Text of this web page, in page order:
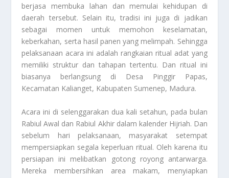
berjasa membuka lahan dan memulai kehidupan di
daerah tersebut. Selain itu, tradisi ini juga di jadikan
sebagai momen untuk memohon keselamatan,
keberkahan, serta hasil panen yang melimpah. Sehingga
pelaksanaan acara ini adalah rangkaian ritual adat yang
memiliki struktur dan tahapan tertentu. Dan ritual ini
biasanya berlangsung di Desa Pinggir Papas,
Kecamatan Kalianget, Kabupaten Sumenep, Madura.
Acara ini di selenggarakan dua kali setahun, pada bulan
Rabiul Awal dan Rabiul Akhir dalam kalender Hijriah. Dan
sebelum hari pelaksanaan, masyarakat setempat
mempersiapkan segala keperluan ritual. Oleh karena itu
persiapan ini melibatkan gotong royong antarwarga.
Mereka membersihkan area makam, menyiapkan